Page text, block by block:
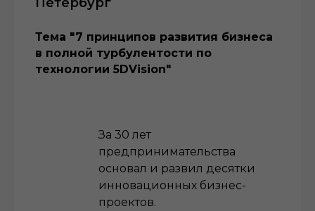
Тема "7 принципов развития бизнеса
в полной турбулентости по
технологии 5DVision"
За 30 лет
предпринимательства
основал и развил десятки
инновационных бизнес-
проектов.